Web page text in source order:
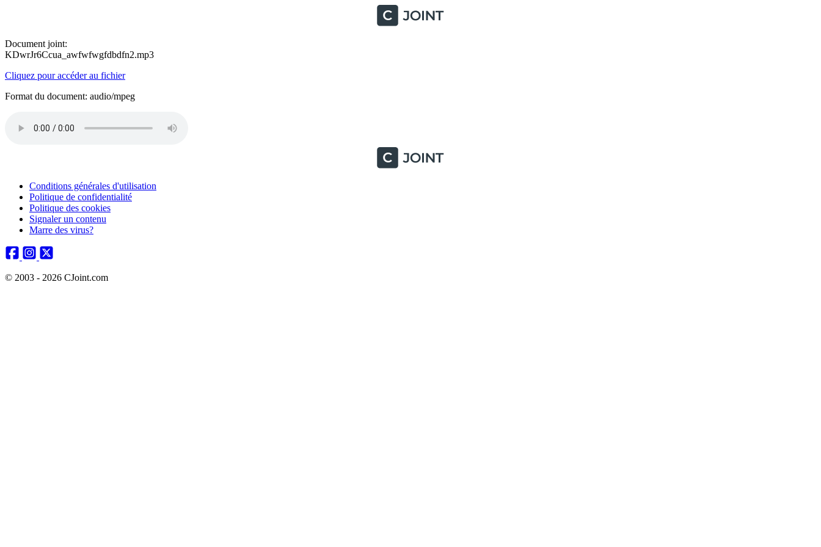
Document joint:
KDwrJr6Ccua_awfwfwgfdbdfn2.mp3
Cliquez pour accéder au fichier
Format du document: audio/mpeg
Conditions générales d'utilisation
Politique de confidentialité
Politique des cookies
Signaler un contenu
Marre des virus?
© 2003 - 2026 CJoint.com